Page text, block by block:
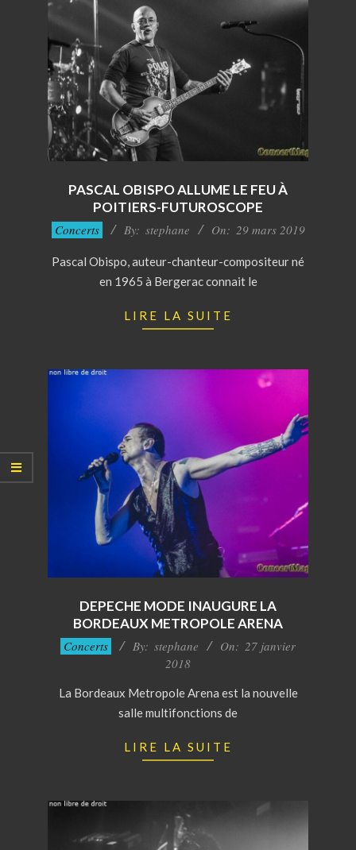
PASCAL OBISPO ALLUME LE FEU À
POITIERS-FUTUROSCOPE
2019-
29
Concerts By: stephane On: 29 mars 2019
Pascal Obispo, auteur-chanteur-compositeur né
en 1965 à Bergerac connait le
LIRE LA SUITE
DEPECHE MODE INAUGURE LA
BORDEAUX METROPOLE ARENA
2018-
Concerts By: stephane On: 27 janvier
2018
La Bordeaux Metropole Arena est la nouvelle
salle multifonctions de
LIRE LA SUITE